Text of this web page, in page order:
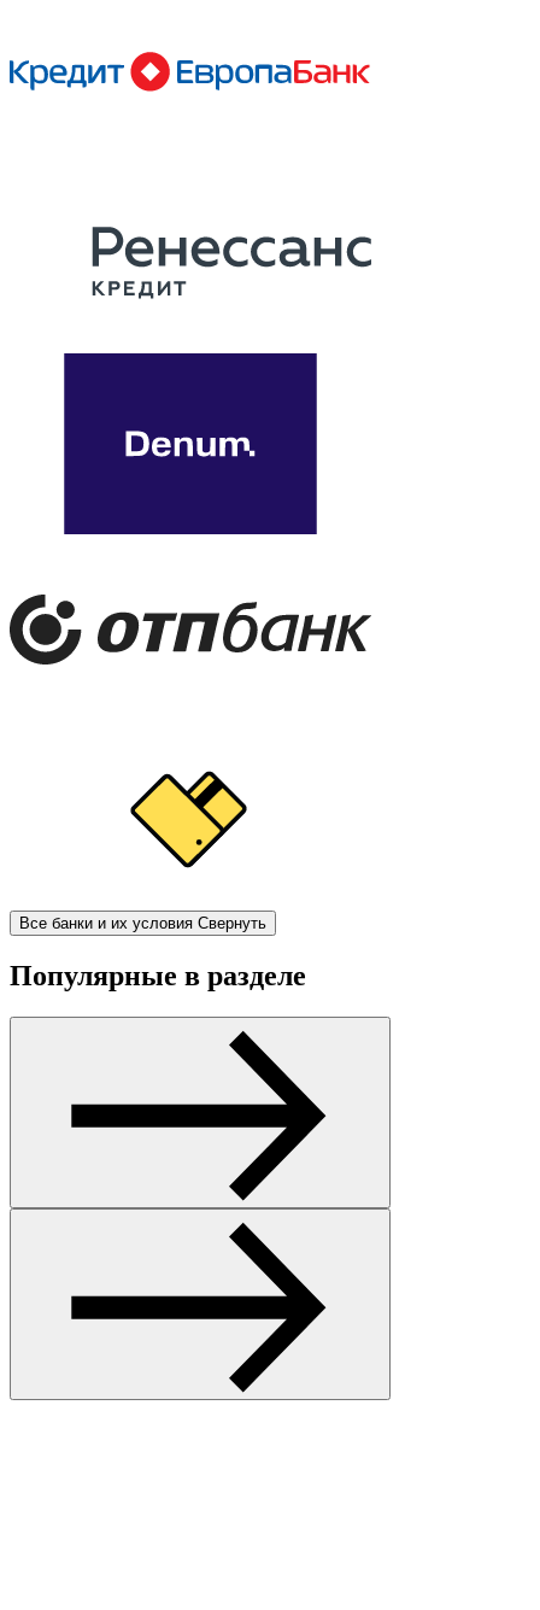
Все банки и их условия Свернуть
Популярные в разделе